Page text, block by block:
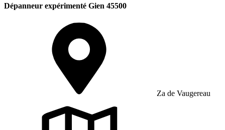
Dépanneur expérimenté Gien 45500
Za de Vaugereau